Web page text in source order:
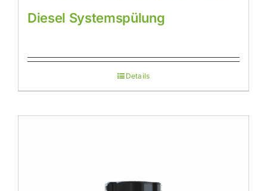
Diesel Systemspülung
Details